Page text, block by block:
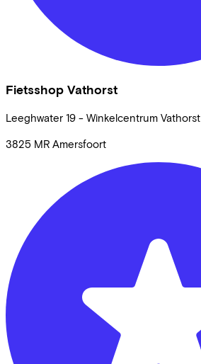
Fietsshop Vathorst
Leeghwater 19 - Winkelcentrum Vathorst
3825 MR Amersfoort